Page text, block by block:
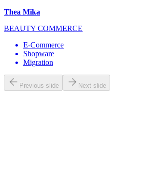
Thea Mika
BEAUTY COMMERCE
E-Commerce
Shopware
Migration
Previous slide Next slide